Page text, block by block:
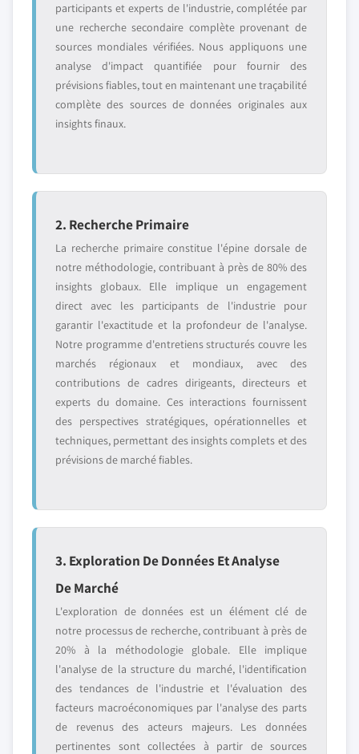
participants et experts de l'industrie, complétée par
une recherche secondaire complète provenant de
sources mondiales vérifiées. Nous appliquons une
analyse d'impact quantifiée pour fournir des
prévisions fiables, tout en maintenant une traçabilité
complète des sources de données originales aux
insights finaux.
2. Recherche Primaire
La recherche primaire constitue l'épine dorsale de
notre méthodologie, contribuant à près de 80% des
insights globaux. Elle implique un engagement
direct avec les participants de l'industrie pour
garantir l'exactitude et la profondeur de l'analyse.
Notre programme d'entretiens structurés couvre les
marchés régionaux et mondiaux, avec des
contributions de cadres dirigeants, directeurs et
experts du domaine. Ces interactions fournissent
des perspectives stratégiques, opérationnelles et
techniques, permettant des insights complets et des
prévisions de marché fiables.
3. Exploration De Données Et Analyse
De Marché
L'exploration de données est un élément clé de
notre processus de recherche, contribuant à près de
20% à la méthodologie globale. Elle implique
l'analyse de la structure du marché, l'identification
des tendances de l'industrie et l'évaluation des
facteurs macroéconomiques par l'analyse des parts
de revenus des acteurs majeurs. Les données
pertinentes sont collectées à partir de sources